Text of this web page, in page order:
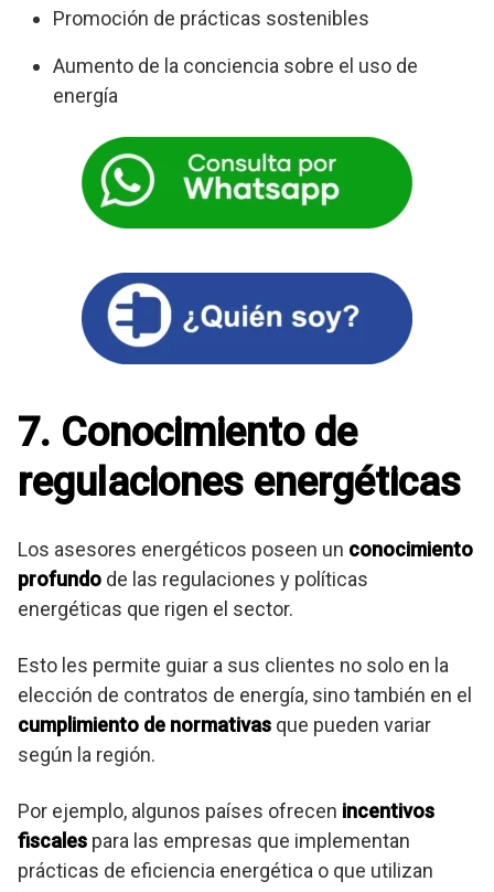
Promoción de prácticas sostenibles
Aumento de la conciencia sobre el uso de
energía
7. Conocimiento de
regulaciones energéticas
Los asesores energéticos poseen un conocimiento
profundo de las regulaciones y políticas
energéticas que rigen el sector.
Esto les permite guiar a sus clientes no solo en la
elección de contratos de energía, sino también en el
cumplimiento de normativas que pueden variar
según la región.
Por ejemplo, algunos países ofrecen incentivos
fiscales para las empresas que implementan
prácticas de eficiencia energética o que utilizan